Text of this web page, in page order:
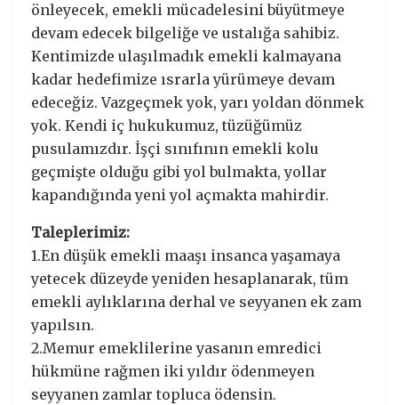
önleyecek, emekli mücadelesini büyütmeye
devam edecek bilgeliğe ve ustalığa sahibiz.
Kentimizde ulaşılmadık emekli kalmayana
kadar hedefimize ısrarla yürümeye devam
edeceğiz. Vazgeçmek yok, yarı yoldan dönmek
yok. Kendi iç hukukumuz, tüzüğümüz
pusulamızdır. İşçi sınıfının emekli kolu
geçmişte olduğu gibi yol bulmakta, yollar
kapandığında yeni yol açmakta mahirdir.
Taleplerimiz:
1.En düşük emekli maaşı insanca yaşamaya
yetecek düzeyde yeniden hesaplanarak, tüm
emekli aylıklarına derhal ve seyyanen ek zam
yapılsın.
2.Memur emeklilerine yasanın emredici
hükmüne rağmen iki yıldır ödenmeyen
seyyanen zamlar topluca ödensin.